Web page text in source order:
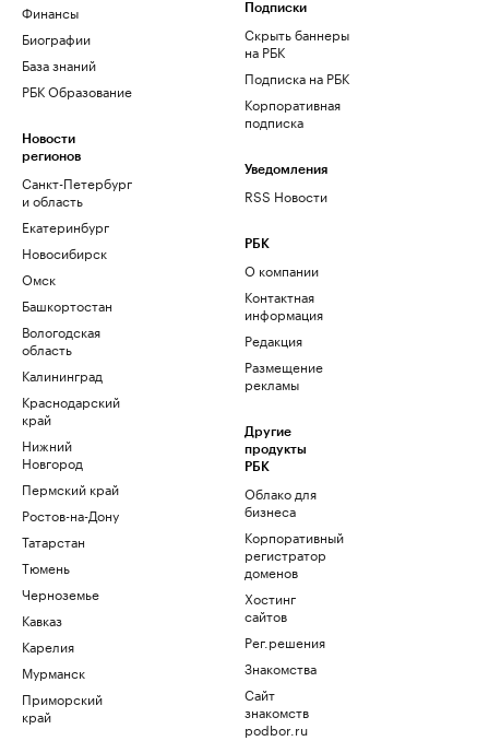
Финансы
Биографии
База знаний
РБК Образование
Новости
регионов
Санкт-Петербург
и область
Екатеринбург
Новосибирск
Омск
Башкортостан
Вологодская
область
Калининград
Краснодарский
край
Нижний
Новгород
Пермский край
Ростов-на-Дону
Татарстан
Тюмень
Черноземье
Кавказ
Карелия
Мурманск
Приморский
край
Подписки
Скрыть баннеры
на РБК
Подписка на РБК
Корпоративная
подписка
Уведомления
RSS Новости
РБК
О компании
Контактная
информация
Редакция
Размещение
рекламы
Другие
продукты
РБК
Облако для
бизнеса
Корпоративный
регистратор
доменов
Хостинг
сайтов
Рег.решения
Знакомства
Сайт
знакомств
podbor.ru